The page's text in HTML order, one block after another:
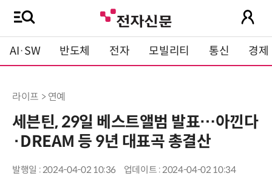
AI·SW 반도체 전자 모빌리티 통신 경제
라이프 > 연예
세븐틴, 29일 베스트앨범 발표…아낀다
·DREAM 등 9년 대표곡 총결산
발행일 : 2024-04-02 10:36 업데이트 : 2024-04-02 10:34